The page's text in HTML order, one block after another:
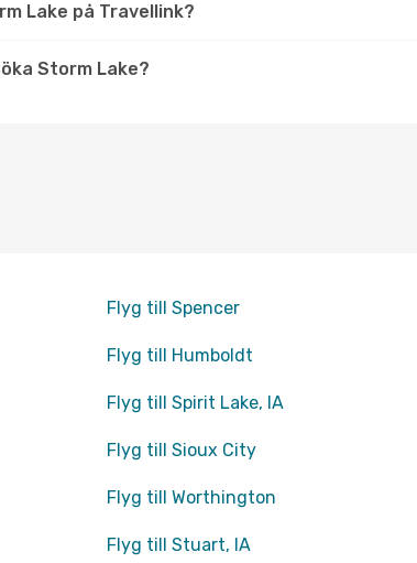
Lake på Travellink?
Storm Lake?
Flyg till Spencer
Flyg till Humboldt
Flyg till Spirit Lake, IA
Flyg till Sioux City
Flyg till Worthington
Flyg till Stuart, IA